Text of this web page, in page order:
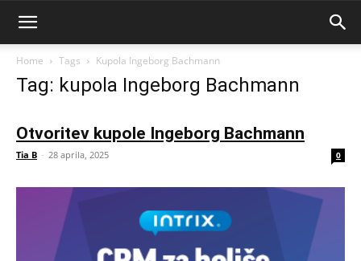
Home Tags Kupola Ingeborg Bachmann
Tag: kupola Ingeborg Bachmann
Otvoritev kupole Ingeborg Bachmann
Tia B - 28 aprila, 2025 0